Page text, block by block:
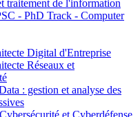
traitement de l'information
- PhD Track - Computer
Digital d'Entreprise
Réseaux et
: gestion et analyse des
et Cyberdéfense